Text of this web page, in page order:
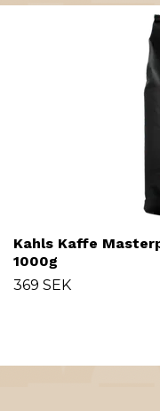
Kahls Kaffe
1000g
369 SEK